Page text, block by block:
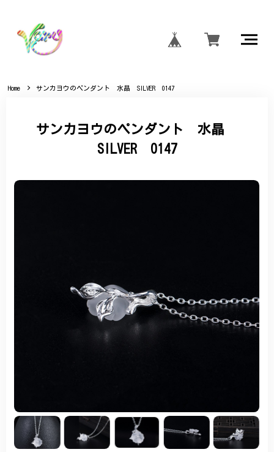
Home サンカヨウのペンダント 水晶 SILVER 0147
サンカヨウのペンダント 水晶
SILVER 0147